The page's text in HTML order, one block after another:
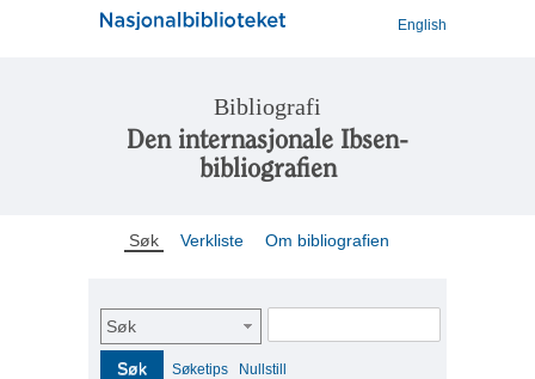
English
Bibliografi
Den internasjonale Ibsen-
bibliografien
Søk Verkliste Om bibliografien
Søk
Søk Søketips Nullstill